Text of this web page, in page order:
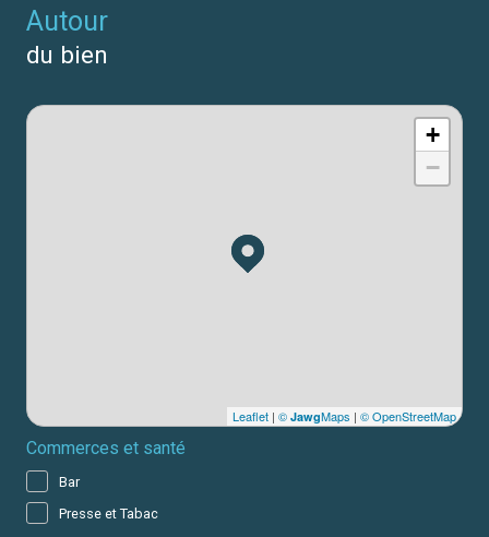
autour
du bien
+
−
Leaflet | © JawgMaps | © OpenStreetMap
Commerces et santé
Bar
Presse et Tabac